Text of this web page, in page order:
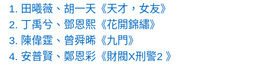
1. 田曦薇、胡一天《天才，女友》
2. 丁禹兮、鄧恩熙《花開錦繡》
3. 陳偉霆、曾舜晞《九門》
4. 安普賢、鄭恩彩《財閥X刑警2 》